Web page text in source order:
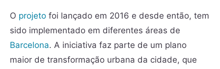
O projeto foi lançado em 2016 e desde então, tem
sido implementado em diferentes áreas de
Barcelona. A iniciativa faz parte de um plano
maior de transformação urbana da cidade, que